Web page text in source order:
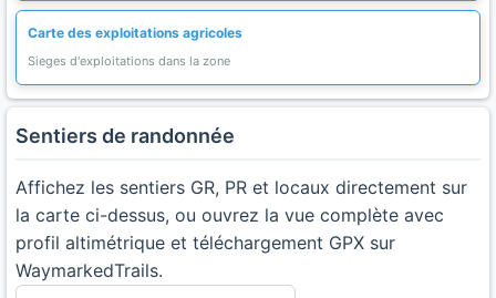
Carte des exploitations agricoles
Sieges d'exploitations dans la zone
Sentiers de randonnée
Affichez les sentiers GR, PR et locaux directement sur
la carte ci-dessus, ou ouvrez la vue complète avec
profil altimétrique et téléchargement GPX sur
WaymarkedTrails.